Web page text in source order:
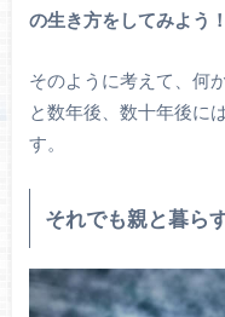
の生き方をしてみよう！
そのように考えて、何
と数年後、数十年後に
す。
それでも親と暮ら